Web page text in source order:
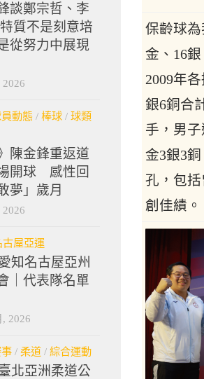
保齡球
金、16
2009年
銀6銅合
手，男
金3銀3
孔，包
創佳績。
談鄭宗哲、李
質不是刻意培
從努力中展現
2026
動態 / 棒球 / 球類
陳金鋒重返道
開球 感性回
夢」歲月
2026
古屋亞運
知名古屋亞州
｜代表隊名單
, 2026
/ 柔道 / 綜合運動
北亞洲柔道公